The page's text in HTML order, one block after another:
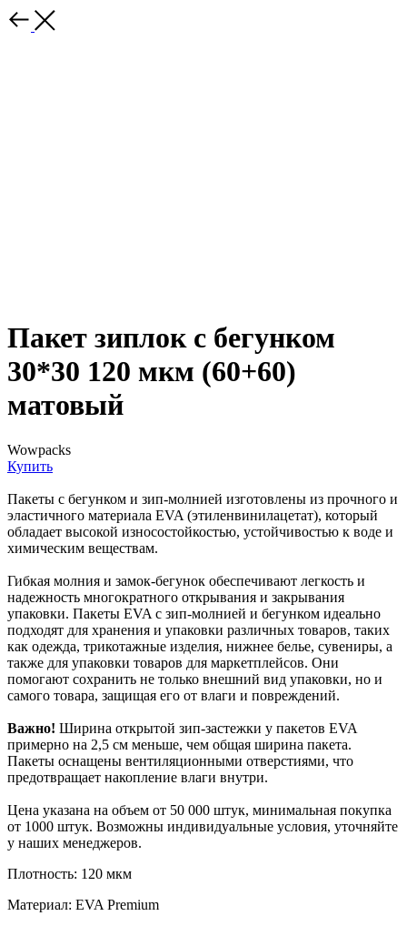
Пакет зиплок с бегунком
30*30 120 мкм (60+60)
матовый
Wowpacks
Купить
Пакеты с бегунком и зип-молнией изготовлены из прочного и
эластичного материала EVA (этиленвинилацетат), который
обладает высокой износостойкостью, устойчивостью к воде и
химическим веществам.
Гибкая молния и замок-бегунок обеспечивают легкость и
надежность многократного открывания и закрывания
упаковки. Пакеты EVA с зип-молнией и бегунком идеально
подходят для хранения и упаковки различных товаров, таких
как одежда, трикотажные изделия, нижнее белье, сувениры, а
также для упаковки товаров для маркетплейсов. Они
помогают сохранить не только внешний вид упаковки, но и
самого товара, защищая его от влаги и повреждений.
Важно! Ширина открытой зип-застежки у пакетов EVA
примерно на 2,5 см меньше, чем общая ширина пакета.
Пакеты оснащены вентиляционными отверстиями, что
предотвращает накопление влаги внутри.
Цена указана на объем от 50 000 штук, минимальная покупка
от 1000 штук. Возможны индивидуальные условия, уточняйте
у наших менеджеров.
Плотность: 120 мкм
Материал: EVA Premium